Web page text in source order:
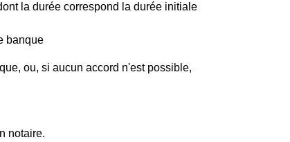
la durée correspond la durée initiale
banque
ou, si aucun accord n'est possible,
notaire.